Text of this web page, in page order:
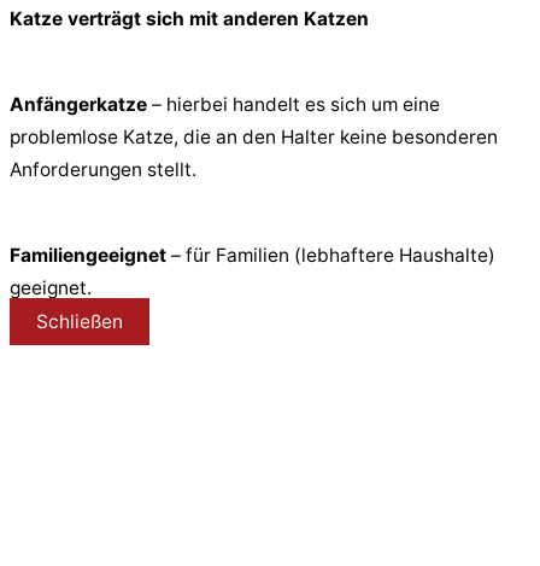
Katze verträgt sich mit anderen Katzen
Anfängerkatze – hierbei handelt es sich um eine
problemlose Katze, die an den Halter keine besonderen
Anforderungen stellt.
Familiengeeignet – für Familien (lebhaftere Haushalte)
geeignet.
Schließen